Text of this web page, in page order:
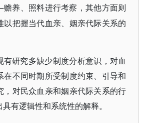
养、照料进行考察，其他方面则
以把握当代血亲、姻亲代际关系的
有研究多缺少制度分析意识，对血
在不同时期所受制度约束、引导和
，对民众血亲和姻亲代际关系的行
有逻辑性和系统性的解释。